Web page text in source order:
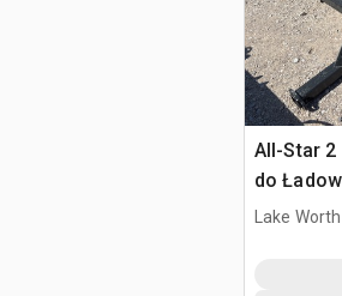
All-Star 2
do
Lake